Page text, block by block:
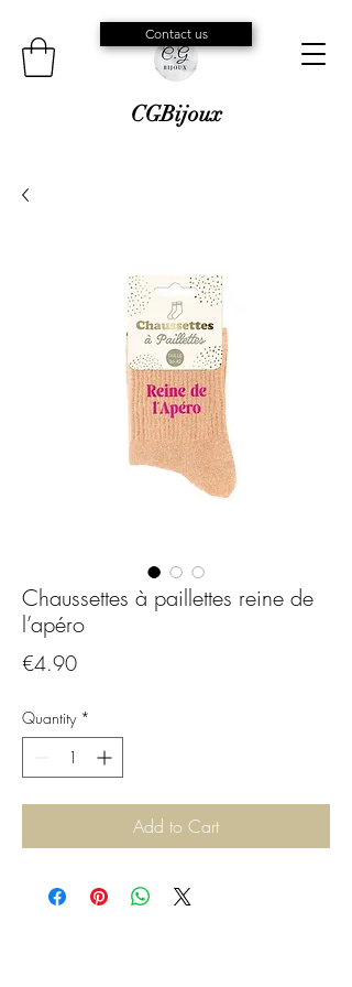
CGBijoux
Contact us
Chaussettes à paillettes reine de
l’apéro
€4.90Price
Quantity *
Add to Cart